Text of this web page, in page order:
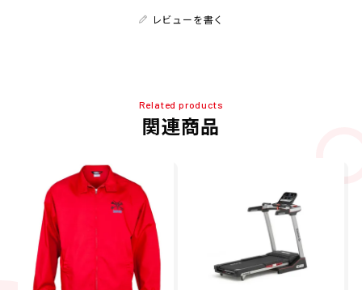
レビューを書く
Related products
関連商品